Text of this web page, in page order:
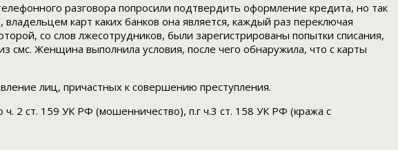
разговора попросили подтвердить оформление кредита, но так
карт каких банков она является, каждый раз переключая
со слов лжесотрудников, были зарегистрированы попытки списания,
Женщина выполнила условия, после чего обнаружила, что с карты
лиц, причастных к совершению преступления.
2 ст. 159 УК РФ (мошенничество), п.г ч.3 ст. 158 УК РФ (кража с